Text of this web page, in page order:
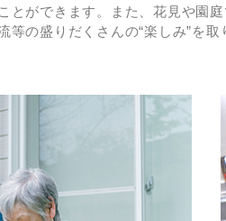
とができます。また、花見や園
等の盛りだくさんの“楽しみ”を